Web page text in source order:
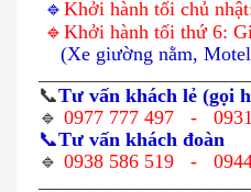
🔹 Khởi hành tối chủ
🔹Khởi hành tối thứ 6:
(Xe giường nằm,
📞Tư vấn khách lẻ (gọi
🔹 0977 777 497 -
📞Tư vấn khách đoàn
🔹 0938 586 519 -